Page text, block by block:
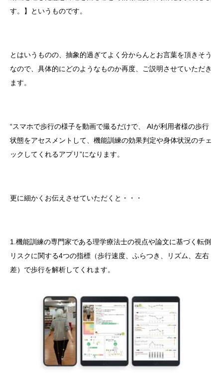
す。】というものです。
とはいうものの、抽象的過ぎてよく分からんとお言葉を頂きそう
なので、具体的にどのようなものか再度、ご説明させていただき
ます。
“スマホで歩行の様子を動画で撮るだけで、 AIが利用者様の歩行
状態をアセスメントして、機能訓練の効果判定や身体状況のチェ
ックしてくれるアプリ”になります。
更に細かくお伝えさせていただくと・・・
1.機能訓練の専門家である理学療法士の視点や論文に基づく転倒
リスクに関する4つの指標（歩行速度、ふらつき、リズム、左右
差）で歩行を解析してくれます。